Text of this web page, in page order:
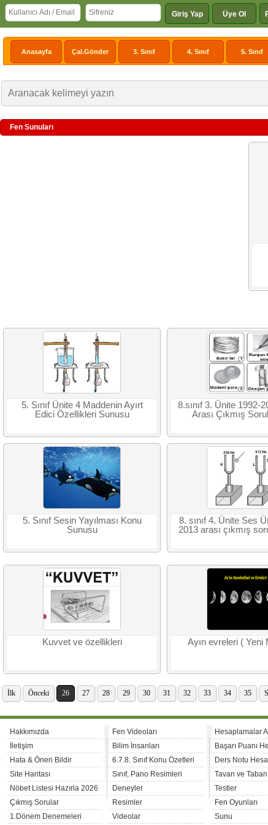
Giriş Yap Üye Ol
Anasayfa Çal.Gönder 3. Sınıf 4. Sınıf 5. Sınıf
Fen Sunuları
5. Sınıf Ünite 4 Maddenin Ayırt
Edici Özellikleri Sunusu
8.sınıf 3. Ünite 1992-
Arası Çıkmış
5. Sınıf Sesin Yayılması Konu
Sunusu
8. sınıf 4. Ünite Ses
2013 arası çıkmış
Kuvvet ve özellikleri Ayın evreleri ( Yeni
İlk Önceki 26 27 28 29 30 31 32 33 34 35
Hakkımızda
İletişim
Hata & Öneri Bildir
Site Haritası
Nöbet Listesi Hazırla 2026
Çıkmış Sorular
1.Dönem Denemeleri
Fen Videoları
Bilim İnsanları
6.7.8. Sınıf Konu Özetleri
Sınıf, Pano Resimleri
Deneyler
Resimler
Videolar
Hesaplamalar
Başarı Puanı
Ders Notu
Tavan ve
Testler
Fen Oyunları
Sunu